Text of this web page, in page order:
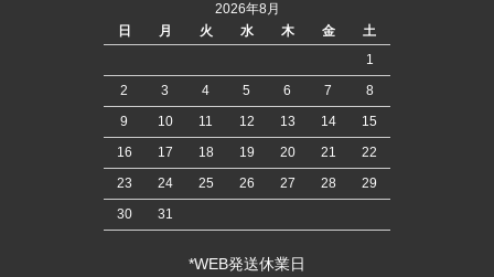
2026年8月
日
月 火 水 木 金
土
1
2
3 4 5 6 7
8
9
10 11 12 13 14
15
16
17 18 19 20 21
22
23
24 25 26 27 28
29
30
31
*WEB発送休業日